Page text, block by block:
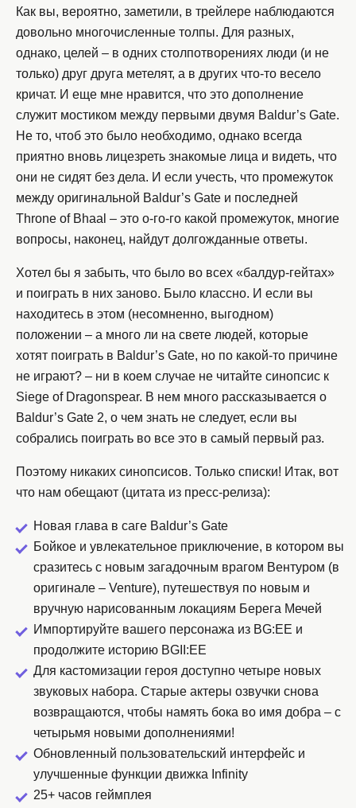
Как вы, вероятно, заметили, в трейлере наблюдаются
довольно многочисленные толпы. Для разных,
однако, целей – в одних столпотворениях люди (и не
только) друг друга метелят, а в других что-то весело
кричат. И еще мне нравится, что это дополнение
служит мостиком между первыми двумя Baldur’s Gate.
Не то, чтоб это было необходимо, однако всегда
приятно вновь лицезреть знакомые лица и видеть, что
они не сидят без дела. И если учесть, что промежуток
между оригинальной Baldur’s Gate и последней
Throne of Bhaal – это о-го-го какой промежуток, многие
вопросы, наконец, найдут долгожданные ответы.
Хотел бы я забыть, что было во всех «балдур-гейтах»
и поиграть в них заново. Было классно. И если вы
находитесь в этом (несомненно, выгодном)
положении – а много ли на свете людей, которые
хотят поиграть в Baldur’s Gate, но по какой-то причине
не играют? – ни в коем случае не читайте синопсис к
Siege of Dragonspear. В нем много рассказывается о
Baldur’s Gate 2, о чем знать не следует, если вы
собрались поиграть во все это в самый первый раз.
Поэтому никаких синопсисов. Только списки! Итак, вот
что нам обещают (цитата из пресс-релиза):
Новая глава в саге Baldur’s Gate
Бойкое и увлекательное приключение, в котором вы
сразитесь с новым загадочным врагом Вентуром (в
оригинале – Venture), путешествуя по новым и
вручную нарисованным локациям Берега Мечей
Импортируйте вашего персонажа из BG:EE и
продолжите историю BGII:EE
Для кастомизации героя доступно четыре новых
звуковых набора. Старые актеры озвучки снова
возвращаются, чтобы намять бока во имя добра – с
четырьмя новыми дополнениями!
Обновленный пользовательский интерфейс и
улучшенные функции движка Infinity
25+ часов геймплея